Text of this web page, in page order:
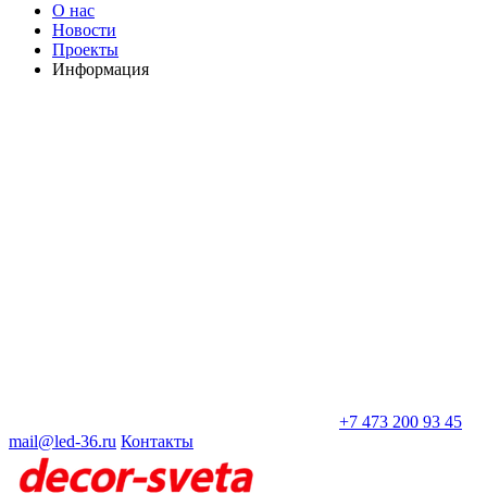
О нас
Новости
Проекты
Информация
+7 473 200 93 45
mail@led-36.ru Контакты